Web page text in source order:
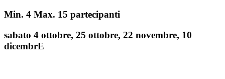
Min. 4 Max. 15 partecipanti
sabato 4 ottobre, 25 ottobre, 22 novembre, 10
dicembrE